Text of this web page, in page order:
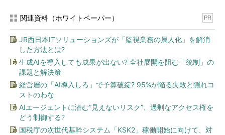
関連資料（ホワイトペーパー） PR
JR西日本ITソリューションズが「監視業務の属人化」を解消
した方法とは?
生成AIを導入しても成果が出ない? 全社展開を阻む「統制」の
課題と解決策
経営層の「AI導入しろ」で予算破綻? 95%が陥る失敗と隠れコ
ストのわな
AIエージェントに潜む“見えないリスク”、過剰なアクセス権を
どう制御する?
国税庁の次世代基幹システム「KSK2」稼働開始に向けて、対